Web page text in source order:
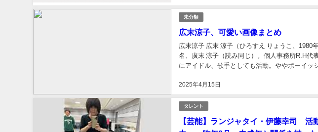
未分類
広末涼子、可愛い画像まとめ
2025年4月15日
広末涼子 広末 涼子（ひろすえ りょうこ、1980
名、廣末 涼子（読み同じ）。個人事務所R.H代
にアイドル、歌手としても活動。ややボーイッ
タレント
【芸能】ランジャタイ・伊藤幸司 活